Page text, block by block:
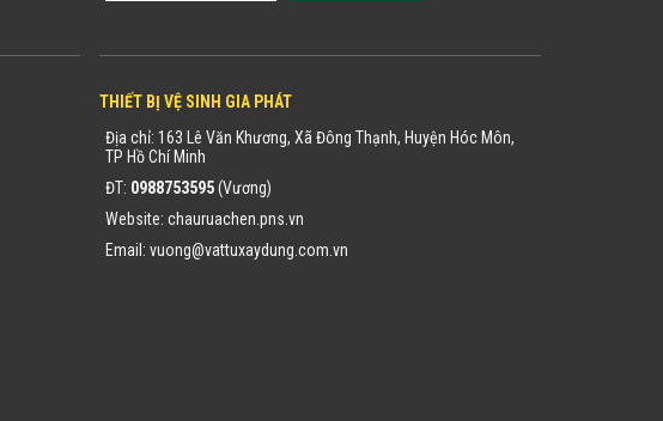
THIẾT BỊ VỆ SINH GIA PHÁT
Địa chỉ: 163 Lê Văn Khương, Xã Đông Thạnh, Huyện Hóc Môn,
TP Hồ Chí Minh
ĐT: 0988753595(Vương)
Website: chauruachen.pns.vn
Email: vuong@vattuxaydung.com.vn